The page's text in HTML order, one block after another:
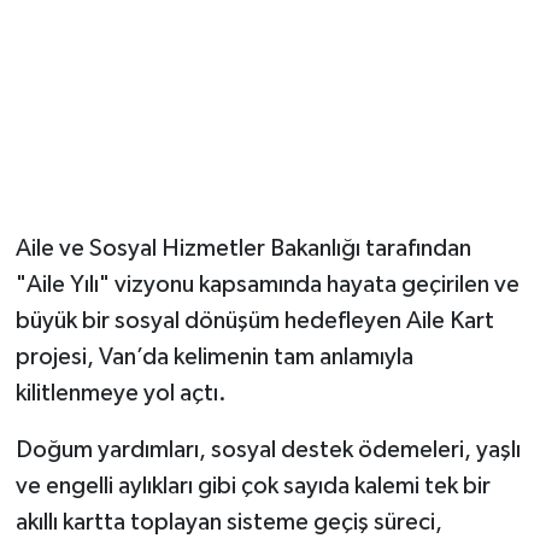
Aile ve Sosyal Hizmetler Bakanlığı tarafından
"Aile Yılı" vizyonu kapsamında hayata geçirilen ve
büyük bir sosyal dönüşüm hedefleyen Aile Kart
projesi, Van’da kelimenin tam anlamıyla
kilitlenmeye yol açtı.
Doğum yardımları, sosyal destek ödemeleri, yaşlı
ve engelli aylıkları gibi çok sayıda kalemi tek bir
akıllı kartta toplayan sisteme geçiş süreci,